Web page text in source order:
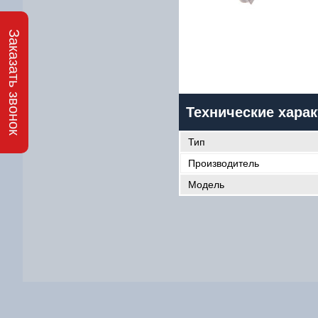
Технические
Тип
Производитель
Модель
Заказать звонок